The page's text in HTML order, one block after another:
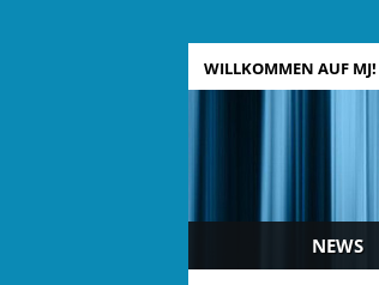
WILLKOMMEN AUF MJ!
NEWS